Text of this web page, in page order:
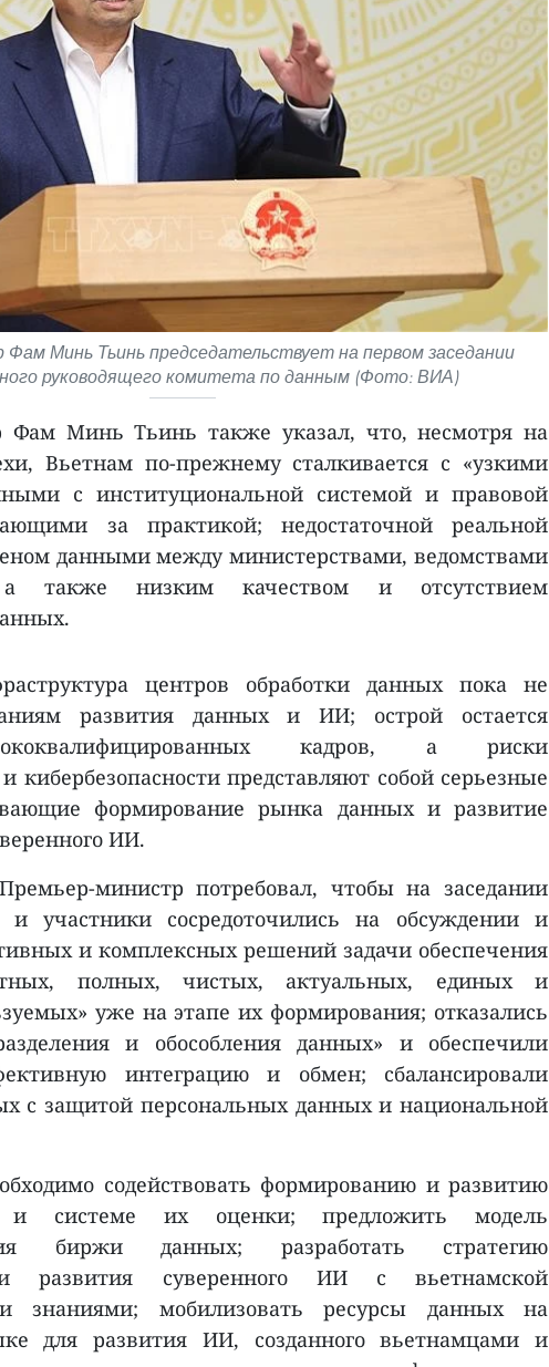
Минь Тьинь председательствует на первом заседании
руководящего комитета по данным (Фото: ВИА)
Фам Минь Тьинь также указал, что, несмотря на
Вьетнам по-прежнему сталкивается с «узкими
с институциональной системой и правовой
за практикой; недостаточной реальной
данными между министерствами, ведомствами
также низким качеством и отсутствием
центров обработки данных пока не
развития данных и ИИ; острой остается
кадров, а риски
кибербезопасности представляют собой серьезные
формирование рынка данных и развитие
ИИ.
министр потребовал, чтобы на заседании
участники сосредоточились на обсуждении и
и комплексных решений задачи обеспечения
полных, чистых, актуальных, единых и
уже на этапе их формирования; отказались
и обособления данных» и обеспечили
интеграцию и обмен; сбалансировали
с защитой персональных данных и национальной
содействовать формированию и развитию
системе их оценки; предложить модель
биржи данных; разработать стратегию
развития суверенного ИИ с вьетнамской
знаниями; мобилизовать ресурсы данных на
для развития ИИ, созданного вьетнамцами и